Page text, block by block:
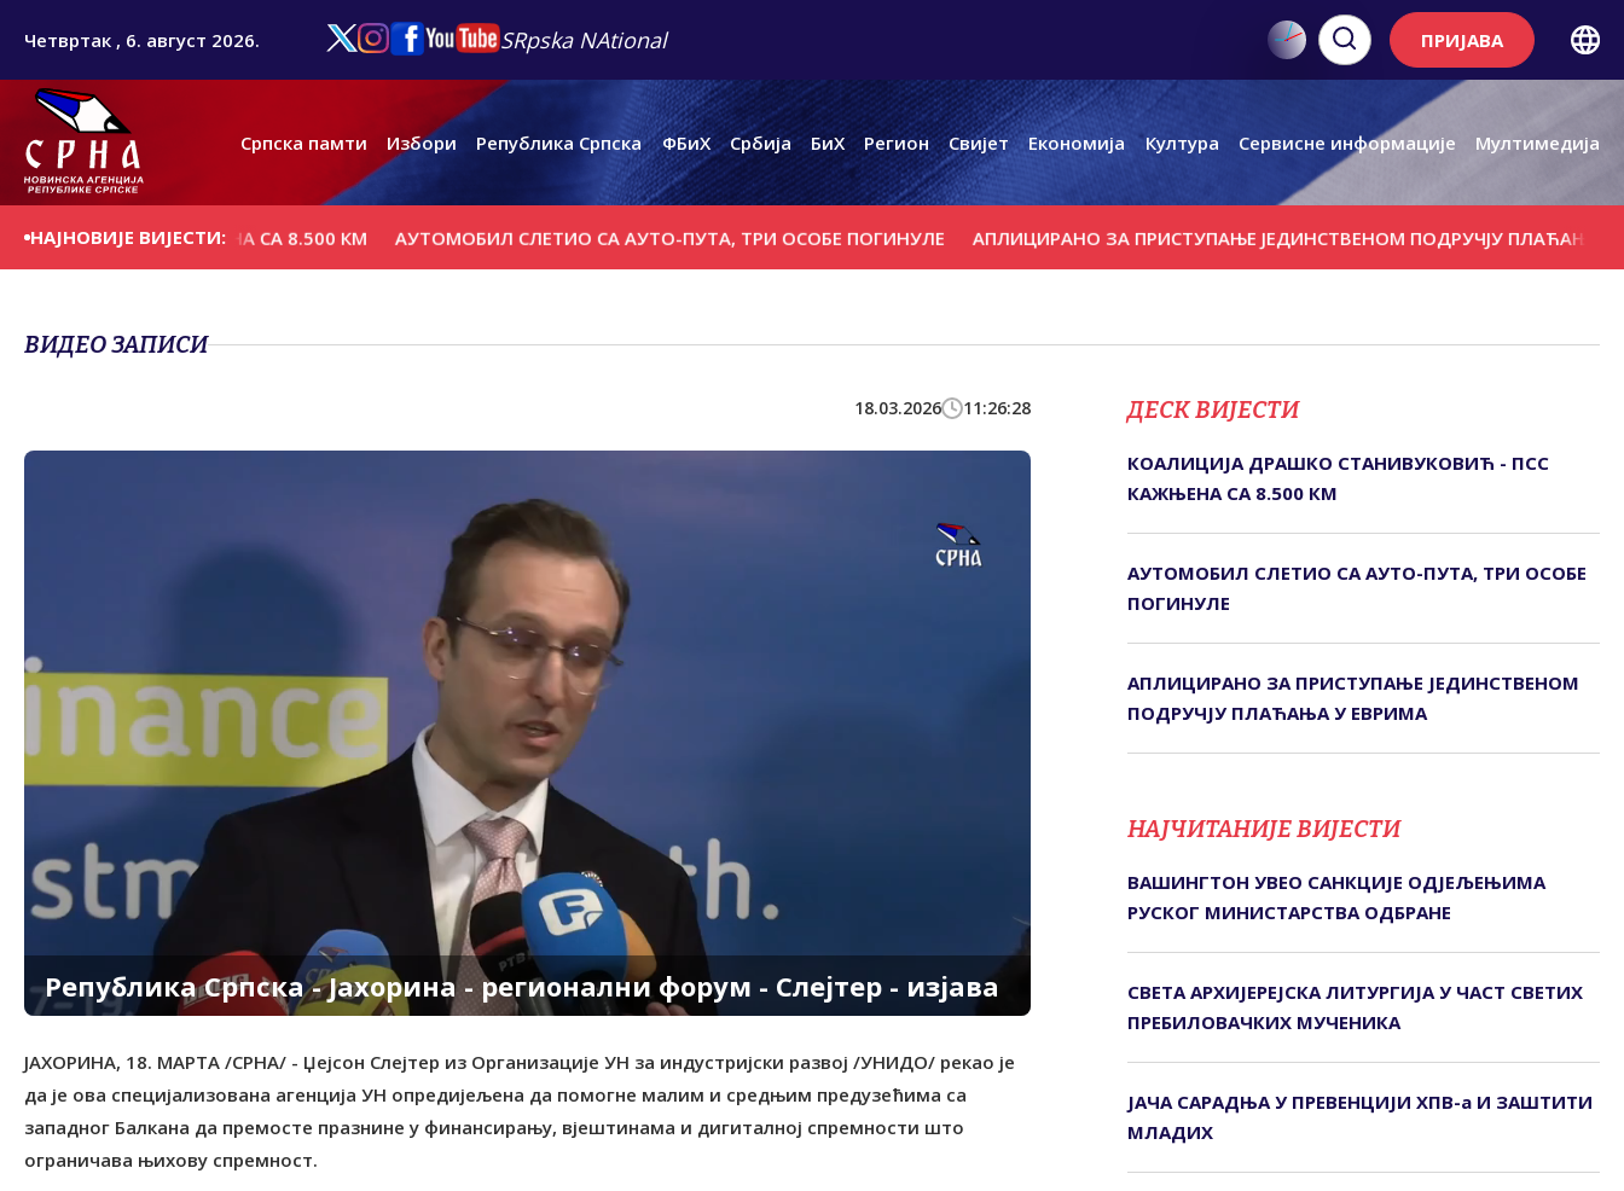
Четвртак , 6. август 2026. SRpska NAtional ПРИЈАВА
Српска памти Избори Република Српска ФБиХ Србија БиХ Регион Свијет Економија Култура Сервисне информације Мултимедија
НАЈНОВИЈЕ ВИЈЕСТИ:
- ПСС КАЖЊЕНА СА 8.500 КМ АУТОМОБИЛ СЛЕТИО СА АУТО-ПУТА, ТРИ ОСОБЕ ПОГИНУЛЕ АПЛИЦИРАНО ЗА ПРИСТУПАЊЕ ЈЕДИНСТВЕНОМ ПОДРУЧЈУ ПЛАЋАЊА У
ВИДЕО ЗАПИСИ
18.03.2026 11:26:28
Република Српска - Јахорина - регионални форум - Слејтер - изјава
ЈАХОРИНА, 18. МАРТА /СРНА/ - Џејсон Слејтер из Организације УН за индустријски развој /УНИДО/ рекао је
да је ова специјализована агенција УН опредијељена да помогне малим и средњим предузећима са
западног Балкана да премосте празнине у финансирању, вјештинама и дигиталној спремности што
ограничава њихову спремност.
ДЕСК ВИЈЕСТИ
КОАЛИЦИЈА ДРАШКО СТАНИВУКОВИЋ - ПСС
КАЖЊЕНА СА 8.500 КМ
АУТОМОБИЛ СЛЕТИО СА АУТО-ПУТА, ТРИ ОСОБЕ
ПОГИНУЛЕ
АПЛИЦИРАНО ЗА ПРИСТУПАЊЕ ЈЕДИНСТВЕНОМ
ПОДРУЧЈУ ПЛАЋАЊА У ЕВРИМА
НАЈЧИТАНИЈЕ ВИЈЕСТИ
ВАШИНГТОН УВЕО САНКЦИЈЕ ОДЈЕЉЕЊИМА
РУСКОГ МИНИСТАРСТВА ОДБРАНЕ
СВЕTА АРХИЈЕРЕЈСКА ЛИTУРГИЈА У ЧАСТ СВЕТИХ
ПРЕБИЛОВАЧКИХ МУЧЕНИКА
ЈАЧА САРАДЊА У ПРЕВЕНЦИЈИ ХПВ-а И ЗАШТИТИ
МЛАДИХ